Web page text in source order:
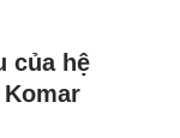
của hệ